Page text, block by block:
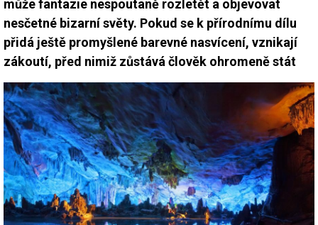
může fantazie nespoutaně rozletět a objevovat
nesčetné bizarní světy. Pokud se k přírodnímu dílu
přidá ještě promyšlené barevné nasvícení, vznikají
zákoutí, před nimiž zůstává člověk ohromeně stát